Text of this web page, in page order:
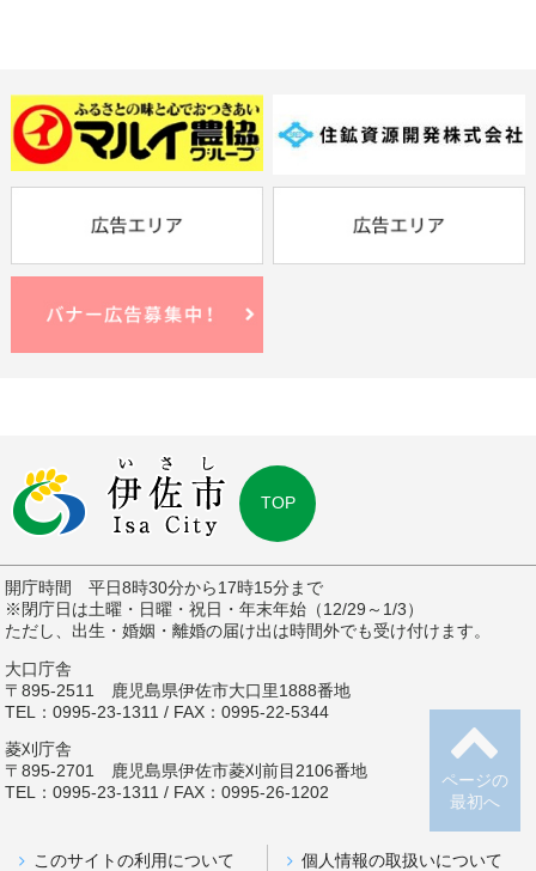
ページの
最初へ
TOP
開庁時間 平日8時30分から17時15分まで
※閉庁日は土曜・日曜・祝日・年末年始（12/29～1/3）
ただし、出生・婚姻・離婚の届け出は時間外でも受け付けます。
大口庁舎
〒895-2511 鹿児島県伊佐市大口里1888番地
TEL：0995-23-1311 / FAX：0995-22-5344
菱刈庁舎
〒895-2701 鹿児島県伊佐市菱刈前目2106番地
TEL：0995-23-1311 / FAX：0995-26-1202
このサイトの利用について 個人情報の取扱いについて